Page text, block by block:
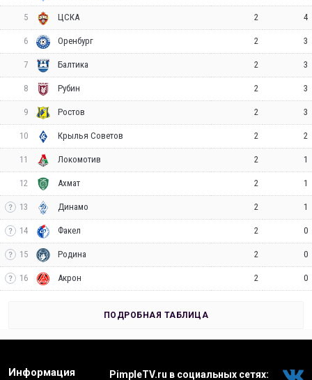
5 ЦСКА 2 4
6 Оренбург 2 3
7 Балтика 2 3
8 Рубин 2 3
9 Ростов 2 3
10 Крылья Советов 2 2
11 Локомотив 2 1
12 Ахмат 2 1
13 Динамо 2 1
14 Факел 2 0
15 Родина 2 0
16 Акрон 2 0
ПОДРОБНАЯ ТАБЛИЦА
Информация PimpleTV.ru в социальных сетях: